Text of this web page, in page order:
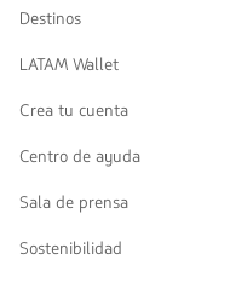
Destinos
LATAM Wallet
Crea tu cuenta
Centro de ayuda
Sala de prensa
Sostenibilidad